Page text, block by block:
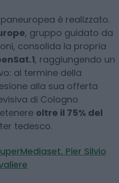
è realizzato.
, gruppo guidato da
consolida la propria
, raggiungendo un
al termine della
alla sua offerta
di Cologno
oltre il 75% del
tedesco.
Pier Silvio